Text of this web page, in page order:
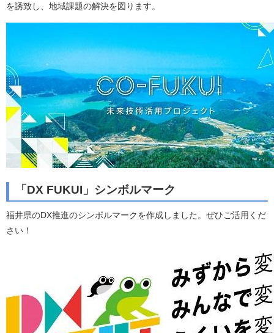
を誘致し、地域課題の解決を図ります。
「DX FUKUI」シンボルマーク
福井県のDX推進のシンボルマークを作成しました。ぜひご活用くだ
さい！